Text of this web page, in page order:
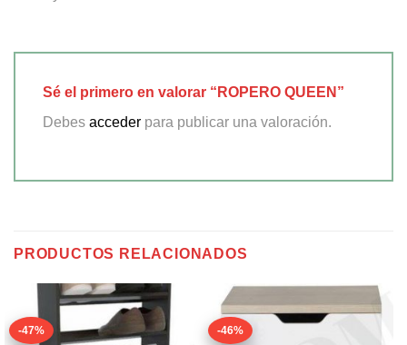
Sé el primero en valorar “ROPERO QUEEN”
Debes acceder para publicar una valoración.
PRODUCTOS RELACIONADOS
-47% -46%